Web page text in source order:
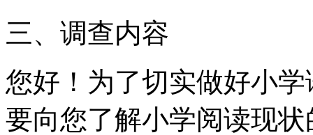
三、调查内容
您好！为了切实做好小
要向您了解小学阅读现